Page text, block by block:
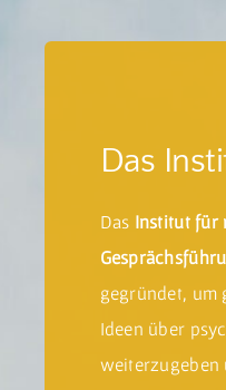
Das
Das Institut für
gegründet, um
Ideen über
weiterzugeben